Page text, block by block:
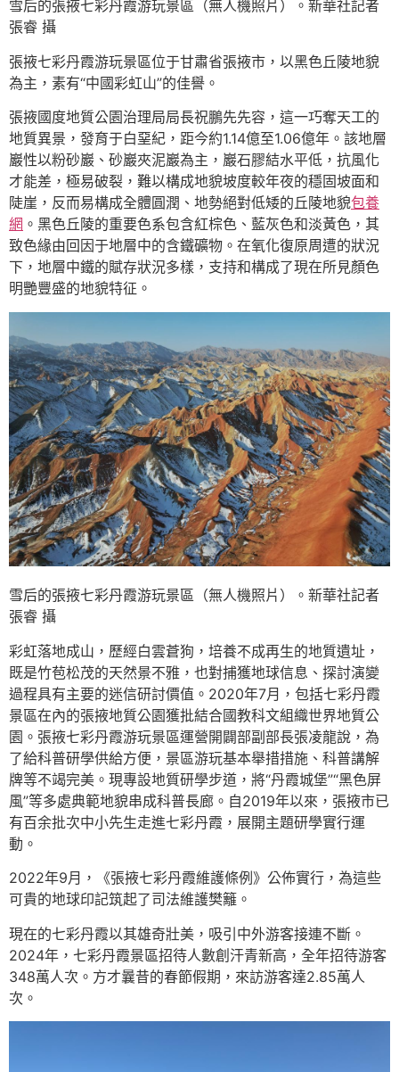
雪后的張掖七彩丹霞游玩景區（無人機照片）。新華社記者
張睿 攝
張掖七彩丹霞游玩景區位于甘肅省張掖市，以黑色丘陵地貌
為主，素有“中國彩虹山”的佳譽。
張掖國度地質公園治理局局長祝鵬先先容，這一巧奪天工的
地質異景，發育于白堊紀，距今約1.14億至1.06億年。該地層
巖性以粉砂巖、砂巖夾泥巖為主，巖石膠結水平低，抗風化
才能差，極易破裂，難以構成地貌坡度較年夜的穩固坡面和
陡崖，反而易構成全體圓潤、地勢絕對低矮的丘陵地貌包養
網 。黑色丘陵的重要色系包含紅棕色、藍灰色和淡黃色，其
致色緣由回因于地層中的含鐵礦物。在氧化復原周遭的狀況
下，地層中鐵的賦存狀況多樣，支持和構成了現在所見顏色
明艷豐盛的地貌特征。
雪后的張掖七彩丹霞游玩景區（無人機照片）。新華社記者
張睿 攝
彩虹落地成山，歷經白雲蒼狗，培養不成再生的地質遺址，
既是竹苞松茂的天然景不雅，也對捕獲地球信息、探討演變
過程具有主要的迷信研討價值。2020年7月，包括七彩丹霞
景區在內的張掖地質公園獲批結合國教科文組織世界地質公
園。張掖七彩丹霞游玩景區運營開闢部副部長張凌龍說，為
了給科普研學供給方便，景區游玩基本舉措措施、科普講解
牌等不竭完美。現專設地質研學步道，將“丹霞城堡”“黑色屏
風”等多處典範地貌串成科普長廊。自2019年以來，張掖市已
有百余批次中小先生走進七彩丹霞，展開主題研學實行運
動。
2022年9月，《張掖七彩丹霞維護條例》公佈實行，為這些
可貴的地球印記筑起了司法維護樊籬。
現在的七彩丹霞以其雄奇壯美，吸引中外游客接連不斷。
2024年，七彩丹霞景區招待人數創汗青新高，全年招待游客
348萬人次。方才曩昔的春節假期，來訪游客達2.85萬人
次。